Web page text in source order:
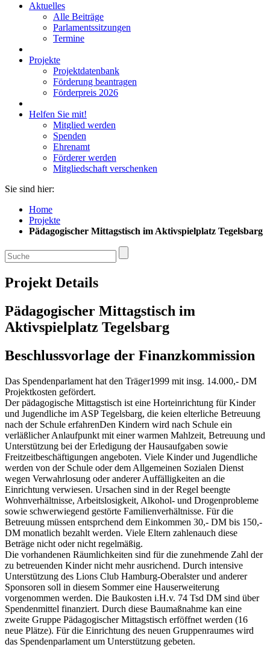
Aktuelles
Alle Beiträge
Parlamentssitzungen
Termine
Projekte
Projektdatenbank
Förderung beantragen
Förderpreis 2026
Helfen Sie mit!
Mitglied werden
Spenden
Ehrenamt
Förderer werden
Mitgliedschaft verschenken
Sie sind hier:
Home
Projekte
Pädagogischer Mittagstisch im Aktivspielplatz Tegelsbarg
Projekt Details
Pädagogischer Mittagstisch im
Aktivspielplatz Tegelsbarg
Beschlussvorlage der Finanzkommission
Das Spendenparlament hat den Träger1999 mit insg. 14.000,- DM
Projektkosten gefördert.
Der pädagogische Mittagstisch ist eine Horteinrichtung für Kinder
und Jugendliche im ASP Tegelsbarg, die keien elterliche Betreuung
nach der Schule erfahrenDen Kindern wird nach Schule ein
verläßlicher Anlaufpunkt mit einer warmen Mahlzeit, Betreuung und
Unterstützung bei der Erledigung der Hausaufgaben sowie
Freitzeitbeschäftigungen angeboten. Viele Kinder und Jugendliche
werden von der Schule oder dem Allgemeinen Sozialen Dienst
wegen Verwahrlosung oder anderer Auffälligkeiten an die
Einrichtung verwiesen. Ursachen sind in der Regel beengte
Wohnverhältnisse, Arbeitslosigkeit, Alkohol- und Drogenprobleme
sowie schwerwiegend gestörte Familienverhältnisse. Für die
Betreuung müssen entsprchend dem Einkommen 30,- DM bis 150,-
DM monatlich bezahlt werden. Viele Eltern zahlenauch diese
Beträge nicht oder nicht regelmäßig.
Die vorhandenen Räumlichkeiten sind für die zunehmende Zahl der
zu betreuenden Kinder nicht mehr ausrichend. Durch intensive
Unterstützung des Lions Club Hamburg-Oberalster und anderer
Sponsoren soll in diesem Sommer eine Hauserweiterung
vorgenommen werden. Die Baukosten i.H.v. 74 Tsd DM sind über
Spendenmittel finanziert. Durch diese Baumaßnahme kan eine
zweite Gruppe Pädagogischer Mittagstisch erföffnet werden (16
neue Plätze). Für die Einrichtung des neuen Gruppenraumes wird
das Spendenparlament um Unterstützung gebeten.